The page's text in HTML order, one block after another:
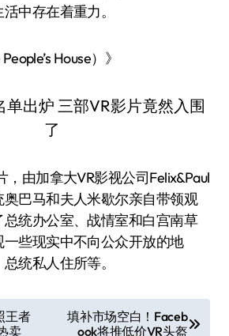
中存在着重力。
House）》
，由加拿大VR影视公司Felix&Paul
巴马和夫人米歇尔亲自带领观
统办公室、战情室和白宫南草
些现实中不向公众开放的地
统私人住所等。
王者
卖
填补市场空白！Faceb
ook将推低价VR头盔